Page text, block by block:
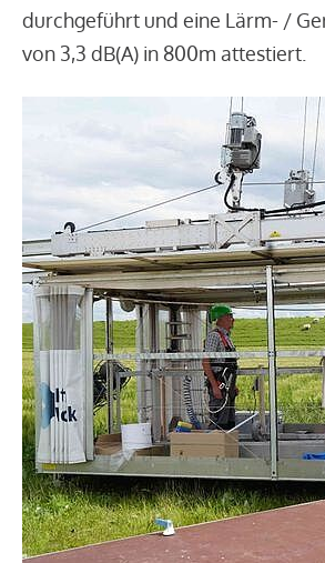
durchgeführt und eine Lärm- /
von 3,3 dB(A) in 800m attestiert.